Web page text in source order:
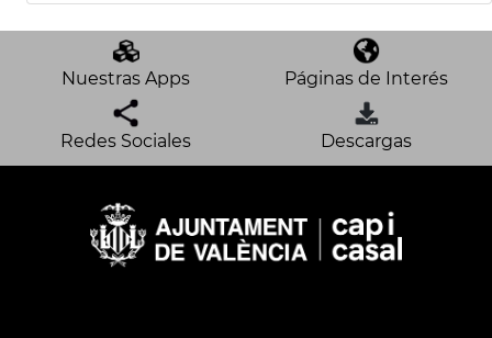
Nuestras Apps Páginas de Interés
Redes Sociales Descargas